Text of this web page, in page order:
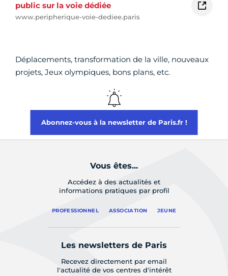
public sur la voie dédiée
www.peripherique-voie-dediee.paris
Déplacements, transformation de la ville, nouveaux
projets, Jeux olympiques, bons plans, etc.
Abonnez-vous à la newsletter de Paris.fr !
Vous êtes...
Accédez à des actualités et
informations pratiques par profil
PROFESSIONNEL ASSOCIATION JEUNE
Les newsletters de Paris
Recevez directement par email
l'actualité de vos centres d'intérêt